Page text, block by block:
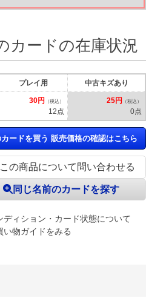
この商品について問い合わせる
同じ名前のカードを探す
ディション・カード状態について
い物ガイドをみる
カードの在庫状況
プレイ用
30円 （税込）
12点
中古キズあり
25円 （税込）
0点
カードを買う 販売価格の確認はこちら